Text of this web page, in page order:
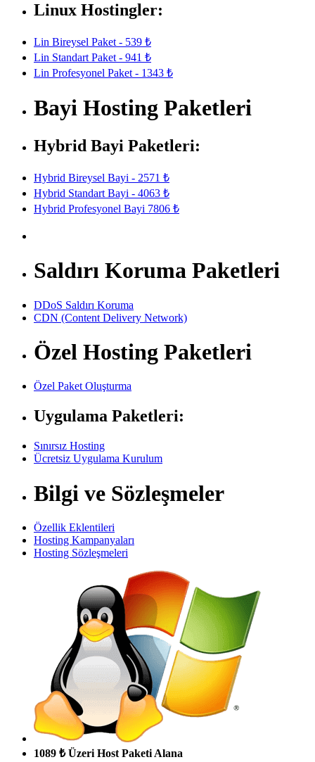
Linux Hostingler:
Lin Bireysel Paket - 539 ₺
Lin Standart Paket - 941 ₺
Lin Profesyonel Paket - 1343 ₺
Bayi Hosting Paketleri
Hybrid Bayi Paketleri:
Hybrid Bireysel Bayi - 2571 ₺
Hybrid Standart Bayi - 4063 ₺
Hybrid Profesyonel Bayi 7806 ₺
Saldırı Koruma Paketleri
DDoS Saldırı Koruma
CDN (Content Delivery Network)
Özel Hosting Paketleri
Özel Paket Oluşturma
Uygulama Paketleri:
Sınırsız Hosting
Ücretsiz Uygulama Kurulum
Bilgi ve Sözleşmeler
Özellik Eklentileri
Hosting Kampanyaları
Hosting Sözleşmeleri
1089 ₺ Üzeri Host Paketi Alana